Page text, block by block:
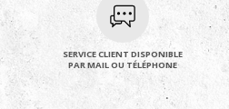
SERVICE CLIENT DISPONIBLE
PAR MAIL OU TÉLÉPHONE